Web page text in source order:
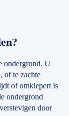
ondergrond. U
of te zachte
of omkiepert is
ondergrond
door